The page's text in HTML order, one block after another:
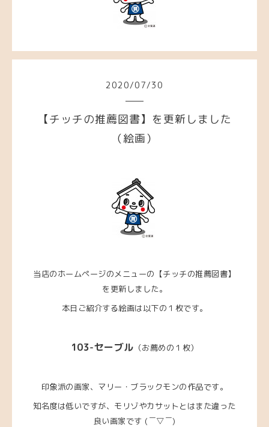
2020/07/30
【チッチの推薦図書】を更新しました
（絵画）
当店のホームページのメニューの【チッチの推薦図書】
を更新しました。
本日ご紹介する絵画は以下の１枚です。
103-セーブル （お薦めの１枚）
印象派の画家、マリー・ブラックモンの作品です。
知名度は低いですが、モリゾやカサットとはまた違った
良い画家です (￣▽￣)